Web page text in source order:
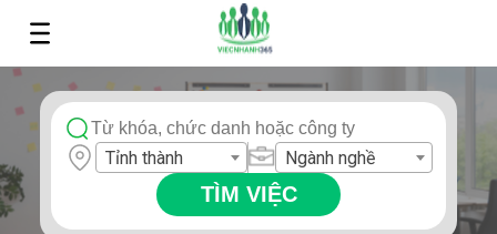
Tỉnh thành Ngành nghề
TÌM VIỆC